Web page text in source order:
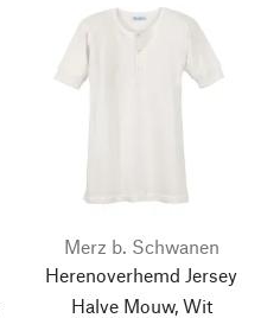
Merz b. Schwanen
Herenoverhemd Jersey
Halve Mouw, Wit